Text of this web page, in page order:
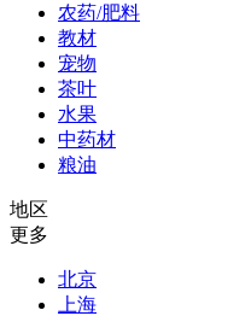
农药/肥料
教材
宠物
茶叶
水果
中药材
粮油
地区
更多
北京
上海